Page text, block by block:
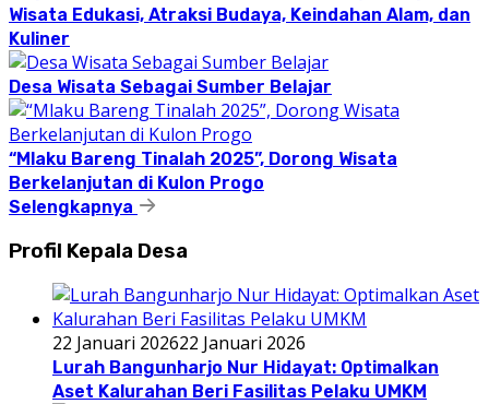
Wisata Edukasi, Atraksi Budaya, Keindahan Alam, dan
Kuliner
Desa Wisata Sebagai Sumber Belajar
“Mlaku Bareng Tinalah 2025”, Dorong Wisata
Berkelanjutan di Kulon Progo
Selengkapnya
Profil Kepala Desa
22 Januari 202622 Januari 2026
Lurah Bangunharjo Nur Hidayat: Optimalkan
Aset Kalurahan Beri Fasilitas Pelaku UMKM